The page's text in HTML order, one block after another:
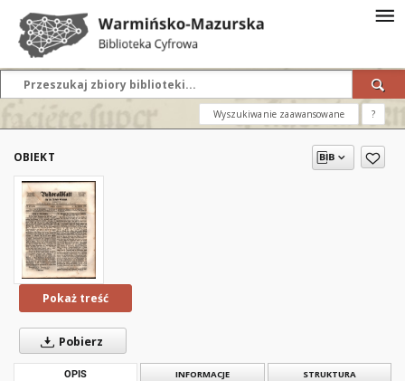
Wyszukiwanie zaawansowane ?
OBIEKT
Pokaż treść
Pobierz
OPIS INFORMACJE STRUKTURA